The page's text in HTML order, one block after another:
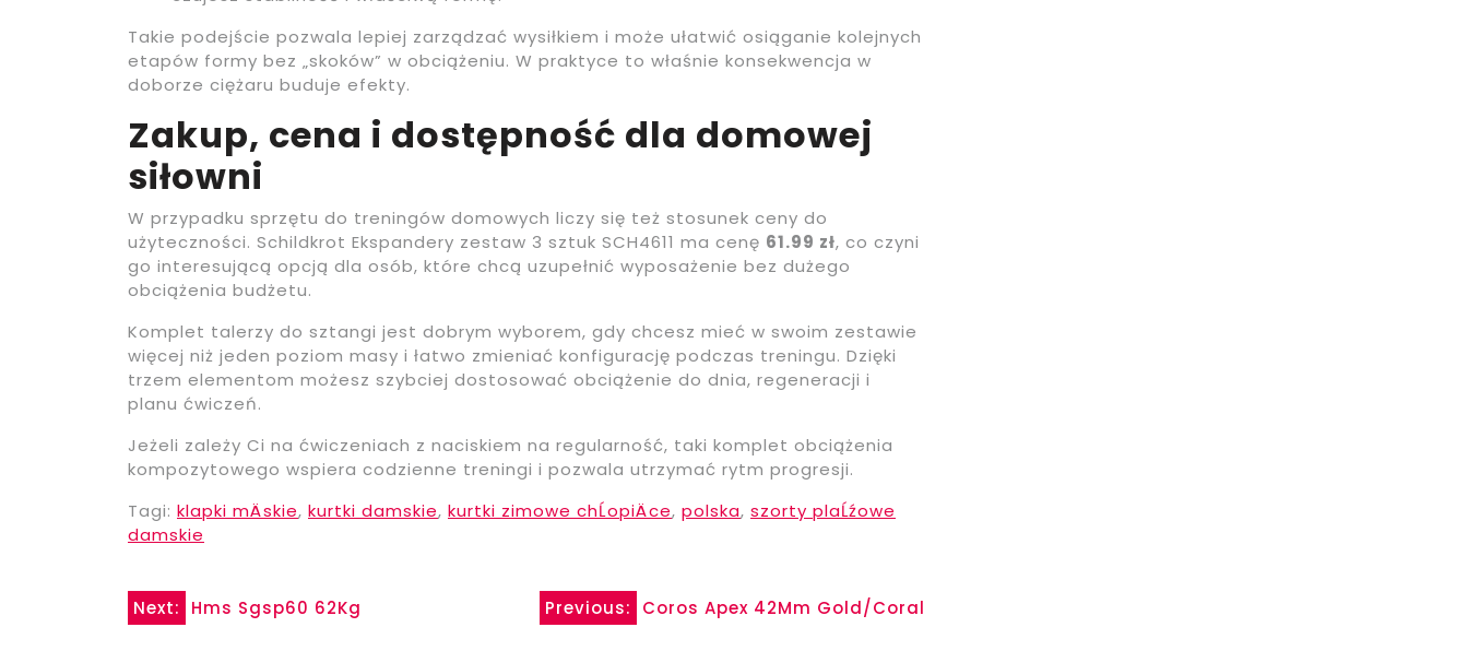
Takie podejście pozwala lepiej zarządzać wysiłkiem i może ułatwić osiąganie kolejnych
etapów formy bez „skoków” w obciążeniu. W praktyce to właśnie konsekwencja w
doborze ciężaru buduje efekty.
Zakup, cena i dostępność dla domowej
siłowni
W przypadku sprzętu do treningów domowych liczy się też stosunek ceny do
użyteczności. Schildkrot Ekspandery zestaw 3 sztuk SCH4611 ma cenę 61.99 zł, co czyni
go interesującą opcją dla osób, które chcą uzupełnić wyposażenie bez dużego
obciążenia budżetu.
Komplet talerzy do sztangi jest dobrym wyborem, gdy chcesz mieć w swoim zestawie
więcej niż jeden poziom masy i łatwo zmieniać konfigurację podczas treningu. Dzięki
trzem elementom możesz szybciej dostosować obciążenie do dnia, regeneracji i
planu ćwiczeń.
Jeżeli zależy Ci na ćwiczeniach z naciskiem na regularność, taki komplet obciążenia
kompozytowego wspiera codzienne treningi i pozwala utrzymać rytm progresji.
Tagi: klapki mÄskie, kurtki damskie, kurtki zimowe chĹopiÄce, polska, szorty plaĹźowe
damskie
Nawigacja
Previous: Coros Apex 42Mm Gold/Coral
Next: Hms Sgsp60 62Kg